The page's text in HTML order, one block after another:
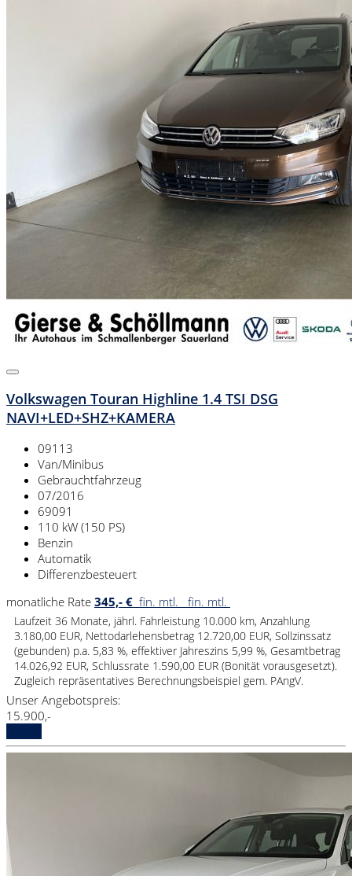
Volkswagen Touran Highline 1.4 TSI DSG
NAVI+LED+SHZ+KAMERA
09113
Van/Minibus
Gebrauchtfahrzeug
07/2016
69091
110 kW (150 PS)
Benzin
Automatik
Differenzbesteuert
monatliche Rate 345,- € fin. mtl. fin. mtl.
Laufzeit 36 Monate, jährl. Fahrleistung 10.000 km, Anzahlung
3.180,00 EUR, Nettodarlehensbetrag 12.720,00 EUR, Sollzinssatz
(gebunden) p.a. 5,83 %, effektiver Jahreszins 5,99 %, Gesamtbetrag
14.026,92 EUR, Schlussrate 1.590,00 EUR (Bonität vorausgesetzt).
Zugleich repräsentatives Berechnungsbeispiel gem. PAngV.
Unser Angebotspreis:
15.900,-